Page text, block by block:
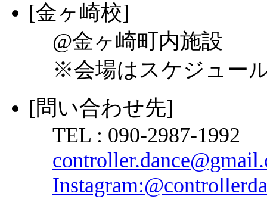
[金ヶ崎校]
@金ヶ崎町内施設
※会場はスケジュー
[問い合わせ先]
TEL : 090-2987-1992